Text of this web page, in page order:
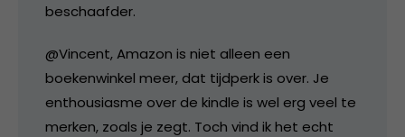
beschaafder.
@Vincent, Amazon is niet alleen een
boekenwinkel meer, dat tijdperk is over. Je
enthousiasme over de kindle is wel erg veel te
merken, zoals je zegt. Toch vind ik het echt